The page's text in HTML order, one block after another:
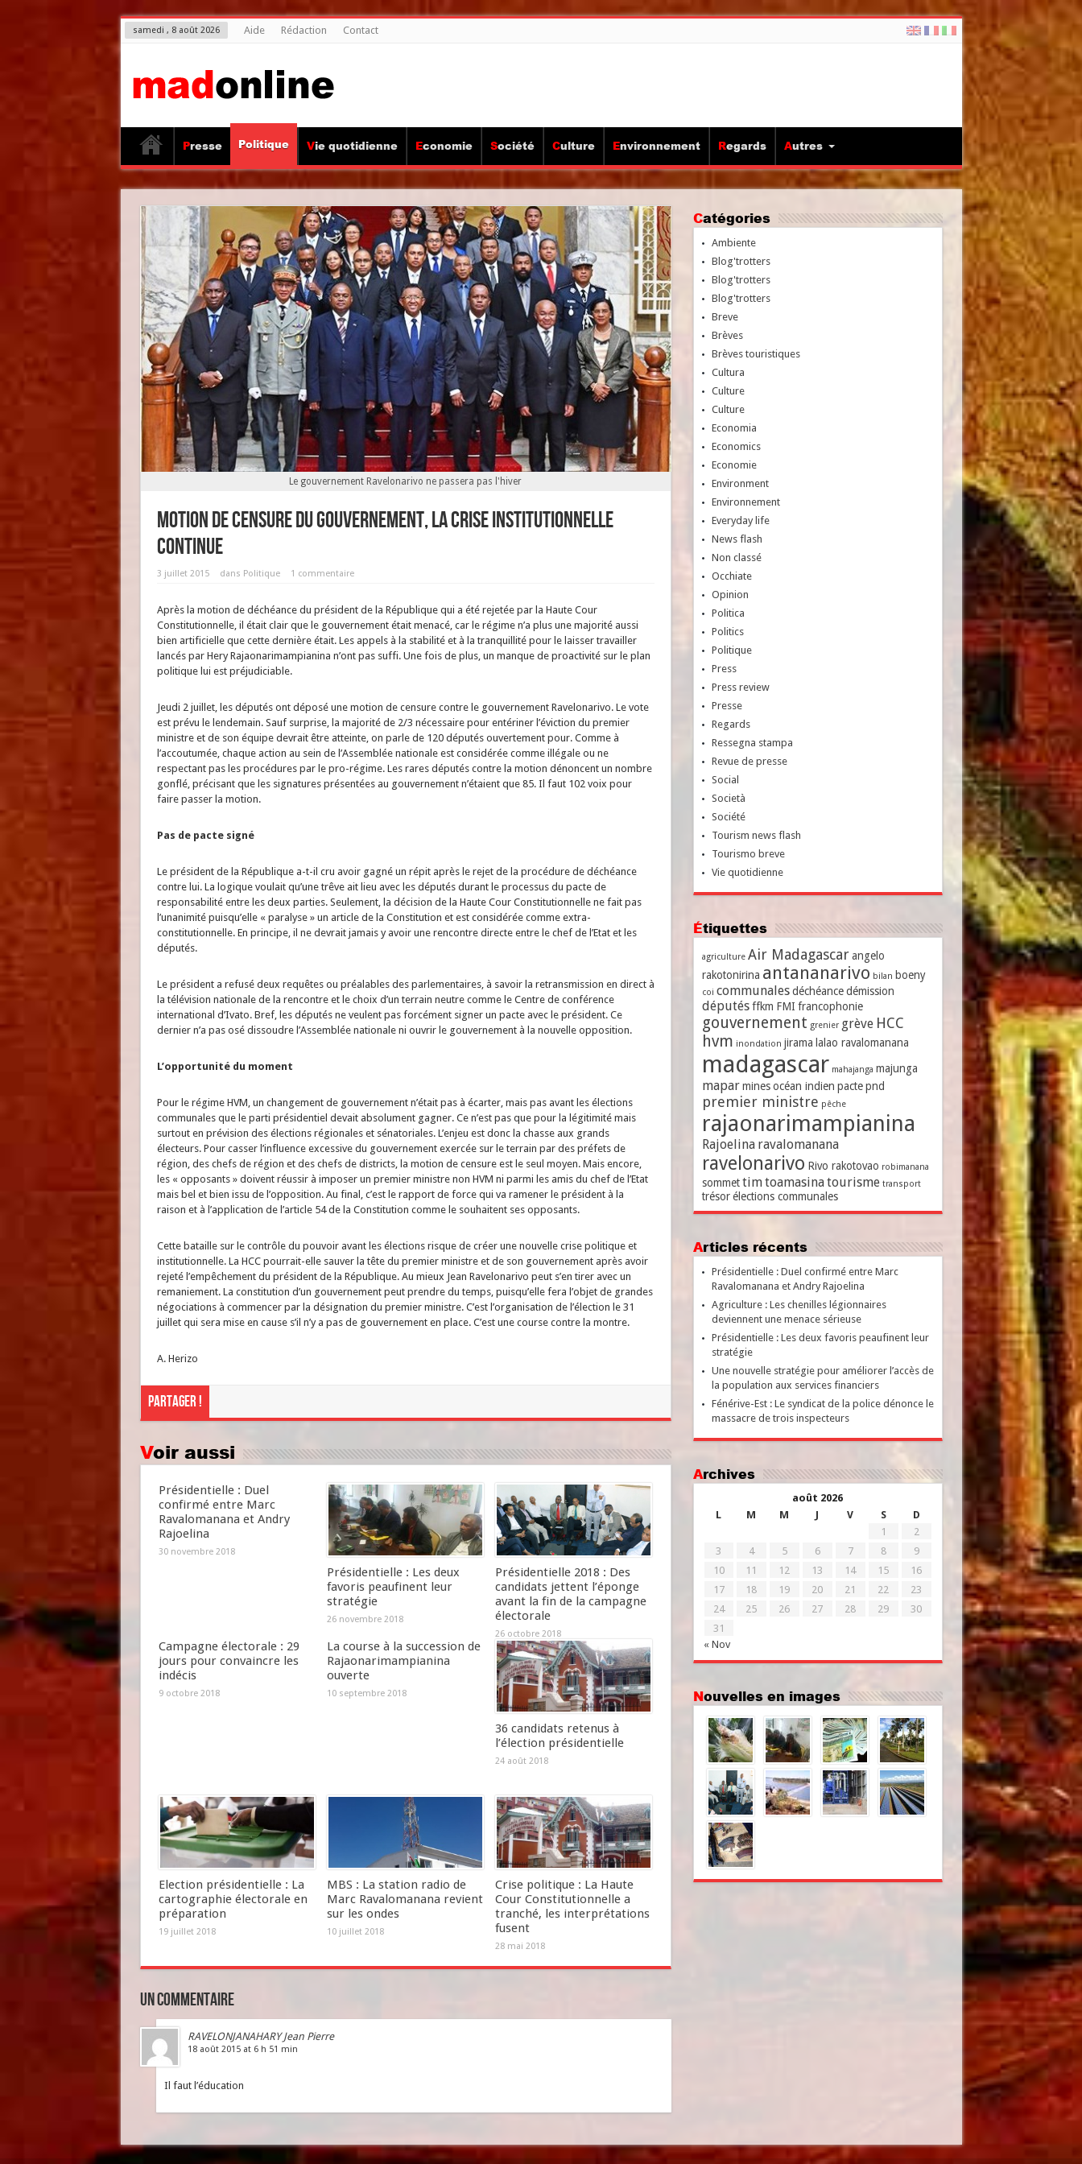
samedi , 8 août 2026 Aide Rédaction Contact
Presse Politique Vie quotidienne Economie Société Culture Environnement Regards Autres
Le gouvernement Ravelonarivo ne passera pas l'hiver
Motion de censure du gouvernement, la crise institutionnelle
continue
3 juillet 2015 dans Politique 1 commentaire
Après la motion de déchéance du président de la République qui a été rejetée par la Haute Cour
Constitutionnelle, il était clair que le gouvernement était menacé, car le régime n’a plus une majorité aussi
bien artificielle que cette dernière était. Les appels à la stabilité et à la tranquillité pour le laisser travailler
lancés par Hery Rajaonarimampianina n’ont pas suffi. Une fois de plus, un manque de proactivité sur le plan
politique lui est préjudiciable.
Jeudi 2 juillet, les députés ont déposé une motion de censure contre le gouvernement Ravelonarivo. Le vote
est prévu le lendemain. Sauf surprise, la majorité de 2/3 nécessaire pour entériner l’éviction du premier
ministre et de son équipe devrait être atteinte, on parle de 120 députés ouvertement pour. Comme à
l’accoutumée, chaque action au sein de l’Assemblée nationale est considérée comme illégale ou ne
respectant pas les procédures par le pro-régime. Les rares députés contre la motion dénoncent un nombre
gonflé, précisant que les signatures présentées au gouvernement n’étaient que 85. Il faut 102 voix pour
faire passer la motion.
Pas de pacte signé
Le président de la République a-t-il cru avoir gagné un répit après le rejet de la procédure de déchéance
contre lui. La logique voulait qu’une trêve ait lieu avec les députés durant le processus du pacte de
responsabilité entre les deux parties. Seulement, la décision de la Haute Cour Constitutionnelle ne fait pas
l’unanimité puisqu’elle « paralyse » un article de la Constitution et est considérée comme extra-
constitutionnelle. En principe, il ne devrait jamais y avoir une rencontre directe entre le chef de l’Etat et les
députés.
Le président a refusé deux requêtes ou préalables des parlementaires, à savoir la retransmission en direct à
la télévision nationale de la rencontre et le choix d’un terrain neutre comme le Centre de conférence
international d’Ivato. Bref, les députés ne veulent pas forcément signer un pacte avec le président. Ce
dernier n’a pas osé dissoudre l’Assemblée nationale ni ouvrir le gouvernement à la nouvelle opposition.
L’opportunité du moment
Pour le régime HVM, un changement de gouvernement n’était pas à écarter, mais pas avant les élections
communales que le parti présidentiel devait absolument gagner. Ce n’est pas que pour la légitimité mais
surtout en prévision des élections régionales et sénatoriales. L’enjeu est donc la chasse aux grands
électeurs. Pour casser l’influence excessive du gouvernement exercée sur le terrain par des préfets de
région, des chefs de région et des chefs de districts, la motion de censure est le seul moyen. Mais encore,
les « opposants » doivent réussir à imposer un premier ministre non HVM ni parmi les amis du chef de l’Etat
mais bel et bien issu de l’opposition. Au final, c’est le rapport de force qui va ramener le président à la
raison et à l’application de l’article 54 de la Constitution comme le souhaitent ses opposants.
Cette bataille sur le contrôle du pouvoir avant les élections risque de créer une nouvelle crise politique et
institutionnelle. La HCC pourrait-elle sauver la tête du premier ministre et de son gouvernement après avoir
rejeté l’empêchement du président de la République. Au mieux Jean Ravelonarivo peut s’en tirer avec un
remaniement. La constitution d’un gouvernement peut prendre du temps, puisqu’elle fera l’objet de grandes
négociations à commencer par la désignation du premier ministre. C’est l’organisation de l’élection le 31
juillet qui sera mise en cause s’il n’y a pas de gouvernement en place. C’est une course contre la montre.
A. Herizo
Partager !
Voir aussi
Présidentielle : Duel
confirmé entre Marc
Ravalomanana et Andry
Rajoelina
30 novembre 2018
Présidentielle : Les deux
favoris peaufinent leur
stratégie
26 novembre 2018
Présidentielle 2018 : Des
candidats jettent l’éponge
avant la fin de la campagne
électorale
26 octobre 2018
Campagne électorale : 29
jours pour convaincre les
indécis
9 octobre 2018
La course à la succession de
Rajaonarimampianina
ouverte
10 septembre 2018
36 candidats retenus à
l’élection présidentielle
24 août 2018
Election présidentielle : La
cartographie électorale en
préparation
19 juillet 2018
MBS : La station radio de
Marc Ravalomanana revient
sur les ondes
10 juillet 2018
Crise politique : La Haute
Cour Constitutionnelle a
tranché, les interprétations
fusent
28 mai 2018
Un commentaire
RAVELONJANAHARY Jean Pierre
18 août 2015 at 6 h 51 min
Il faut l’éducation
Catégories
Ambiente
Blog'trotters
Blog'trotters
Blog'trotters
Breve
Brèves
Brèves touristiques
Cultura
Culture
Culture
Economia
Economics
Economie
Environment
Environnement
Everyday life
News flash
Non classé
Occhiate
Opinion
Politica
Politics
Politique
Press
Press review
Presse
Regards
Ressegna stampa
Revue de presse
Social
Società
Société
Tourism news flash
Tourismo breve
Vie quotidienne
Étiquettes
agriculture Air Madagascar angelo
rakotonirina antananarivo bilan boeny
coi communales déchéance démission
députés ffkm FMI francophonie
gouvernement grenier grève HCC
hvm inondation jirama lalao ravalomanana
madagascar mahajanga majunga
mapar mines océan indien pacte pnd
premier ministre pêche
rajaonarimampianina
Rajoelina ravalomanana
ravelonarivo Rivo rakotovao robimanana
sommet timtoamasinatourisme transport
trésor élections communales
Articles récents
Présidentielle : Duel confirmé entre Marc
Ravalomanana et Andry Rajoelina
Agriculture : Les chenilles légionnaires
deviennent une menace sérieuse
Présidentielle : Les deux favoris peaufinent leur
stratégie
Une nouvelle stratégie pour améliorer l’accès de
la population aux services financiers
Fénérive-Est : Le syndicat de la police dénonce le
massacre de trois inspecteurs
Archives
août 2026
L
M M J V S D
« Nov
1
2
3
4 5 6 7 8
9
10
11 12 13 14 15
16
17
18 19 20 21 22
23
24
25 26 27 28 29
30
31
Nouvelles en images